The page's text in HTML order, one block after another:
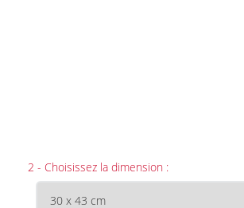
2 - Choisissez la dimension :